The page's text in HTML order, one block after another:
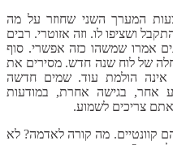
המערך השני שחוזר על מה
ושציפו לו. וזה אזוטרי. רבים
אמרו שמשהו כזה אפשרי. סוף
של לוח שנה חדש. מסירים את
הולמת עוד. שמים חדשה
אחר, בגישה אחרת, במודעות
צריכים לשמוע.
קוונטיים. מה קורה לאדמה? לא